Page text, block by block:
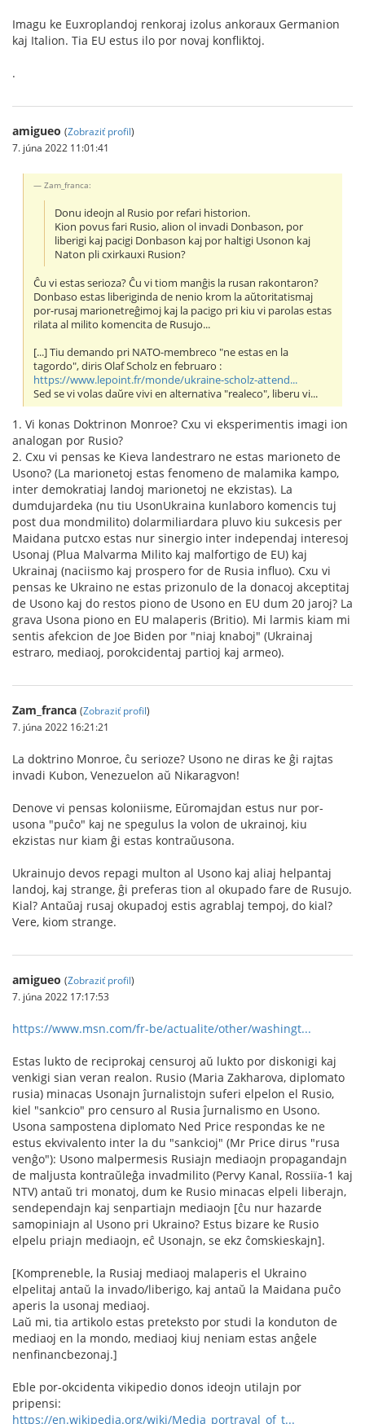
Imagu ke Euxroplandoj renkoraj izolus ankoraux Germanion
kaj Italion. Tia EU estus ilo por novaj konfliktoj.
.
amigueo (Zobraziť profil)
7. júna 2022 11:01:41
Zam_franca:
Donu ideojn al Rusio por refari historion.
Kion povus fari Rusio, alion ol invadi Donbason, por
liberigi kaj pacigi Donbason kaj por haltigi Usonon kaj
Naton pli cxirkauxi Rusion?
Ĉu vi estas serioza? Ĉu vi tiom manĝis la rusan rakontaron?
Donbaso estas liberiginda de nenio krom la aŭtoritatismaj
por-rusaj marionetreĝimoj kaj la pacigo pri kiu vi parolas estas
rilata al milito komencita de Rusujo...
[...] Tiu demando pri NATO-membreco "ne estas en la
tagordo", diris Olaf Scholz en februaro :
https://www.lepoint.fr/monde/ukraine-scholz-attend...
Sed se vi volas daŭre vivi en alternativa "realeco", liberu vi...
1. Vi konas Doktrinon Monroe? Cxu vi eksperimentis imagi ion
analogan por Rusio?
2. Cxu vi pensas ke Kieva landestraro ne estas marioneto de
Usono? (La marionetoj estas fenomeno de malamika kampo,
inter demokratiaj landoj marionetoj ne ekzistas). La
dumdujardeka (nu tiu UsonUkraina kunlaboro komencis tuj
post dua mondmilito) dolarmiliardara pluvo kiu sukcesis per
Maidana putcxo estas nur sinergio inter independaj interesoj
Usonaj (Plua Malvarma Milito kaj malfortigo de EU) kaj
Ukrainaj (naciismo kaj prospero for de Rusia influo). Cxu vi
pensas ke Ukraino ne estas prizonulo de la donacoj akceptitaj
de Usono kaj do restos piono de Usono en EU dum 20 jaroj? La
grava Usona piono en EU malaperis (Britio). Mi larmis kiam mi
sentis afekcion de Joe Biden por "niaj knaboj" (Ukrainaj
estraro, mediaoj, porokcidentaj partioj kaj armeo).
Zam_franca (Zobraziť profil)
7. júna 2022 16:21:21
La doktrino Monroe, ĉu serioze? Usono ne diras ke ĝi rajtas
invadi Kubon, Venezuelon aŭ Nikaragvon!
Denove vi pensas koloniisme, Eŭromajdan estus nur por-
usona "puĉo" kaj ne spegulus la volon de ukrainoj, kiu
ekzistas nur kiam ĝi estas kontraŭusona.
Ukrainujo devos repagi multon al Usono kaj aliaj helpantaj
landoj, kaj strange, ĝi preferas tion al okupado fare de Rusujo.
Kial? Antaŭaj rusaj okupadoj estis agrablaj tempoj, do kial?
Vere, kiom strange.
amigueo (Zobraziť profil)
7. júna 2022 17:17:53
https://www.msn.com/fr-be/actualite/other/washingt...
Estas lukto de reciprokaj censuroj aŭ lukto por diskonigi kaj
venkigi sian veran realon. Rusio (Maria Zakharova, diplomato
rusia) minacas Usonajn ĵurnalistojn suferi elpelon el Rusio,
kiel "sankcio" pro censuro al Rusia ĵurnalismo en Usono.
Usona sampostena diplomato Ned Price respondas ke ne
estus ekvivalento inter la du "sankcioj" (Mr Price dirus "rusa
venĝo"): Usono malpermesis Rusiajn mediaojn propagandajn
de maljusta kontraŭleĝa invadmilito (Pervy Kanal, Rossiïa-1 kaj
NTV) antaŭ tri monatoj, dum ke Rusio minacas elpeli liberajn,
sendependajn kaj senpartiajn mediaojn [ĉu nur hazarde
samopiniajn al Usono pri Ukraino? Estus bizare ke Rusio
elpelu priajn mediaojn, eĉ Usonajn, se ekz ĉomskieskajn].
[Kompreneble, la Rusiaj mediaoj malaperis el Ukraino
elpelitaj antaŭ la invado/liberigo, kaj antaŭ la Maidana puĉo
aperis la usonaj mediaoj.
Laŭ mi, tia artikolo estas preteksto por studi la konduton de
mediaoj en la mondo, mediaoj kiuj neniam estas anĝele
nenfinancbezonaj.]
Eble por-okcidenta vikipedio donos ideojn utilajn por
pripensi:
https://en.wikipedia.org/wiki/Media_portrayal_of_t...